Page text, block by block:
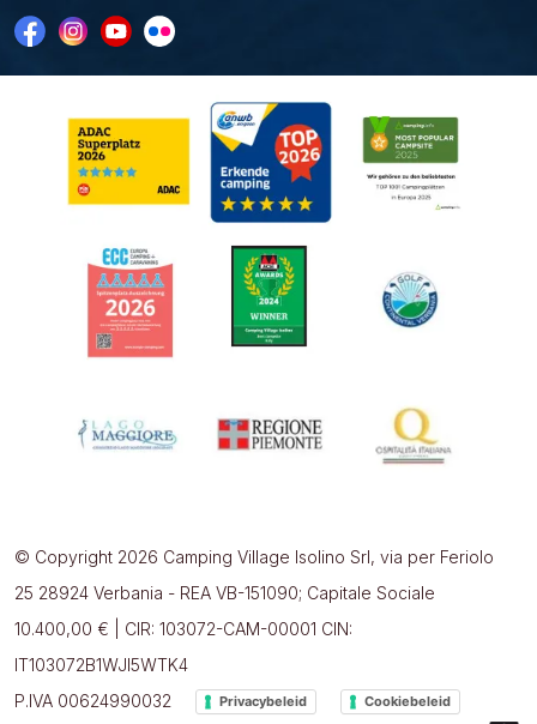
© Copyright 2026 Camping Village Isolino Srl, via per Feriolo
25 28924 Verbania - REA VB-151090; Capitale Sociale
10.400,00 € | CIR: 103072-CAM-00001 CIN:
IT103072B1WJI5WTK4
P.IVA 00624990032
Privacybeleid Cookiebeleid